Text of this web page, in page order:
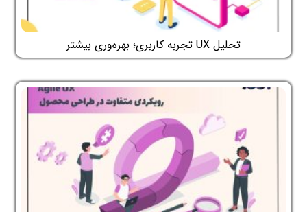
تحلیل UX تجربه کاربری؛ بهره‌وری بیشتر